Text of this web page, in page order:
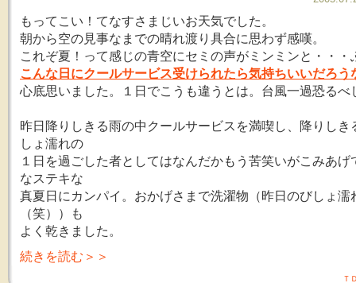
もってこい！てなすさまじいお天気でした。
朝から空の見事なまでの晴れ渡り具合に思わず感嘆。
これぞ夏！って感じの青空にセミの声がミンミンと・・・
こんな日にクールサービス受けられたら気持ちいいだろう
心底思いました。１日でこうも違うとは。台風一過恐るべ
昨日降りしきる雨の中クールサービスを満喫し、降りしき
しょ濡れの
１日を過ごした者としてはなんだかもう苦笑いがこみあげ
なステキな
真夏日にカンパイ。おかげさまで洗濯物（昨日のびしょ濡
（笑））も
よく乾きました。
続きを読む＞＞
Ｔ